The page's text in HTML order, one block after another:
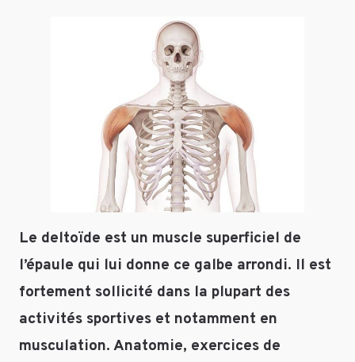
Le deltoïde est un muscle superficiel de
l’épaule qui lui donne ce galbe arrondi. Il est
fortement sollicité dans la plupart des
activités sportives et notamment en
musculation. Anatomie, exercices de